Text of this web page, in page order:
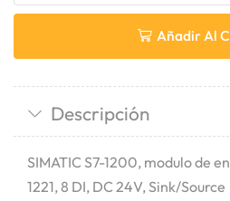
Añadir Al
Descripción
SIMATIC S7-1200, modulo de
1221, 8 DI, DC 24V, Sink/Source